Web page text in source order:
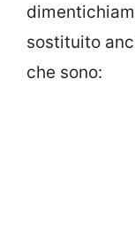
sostituito
che sono: